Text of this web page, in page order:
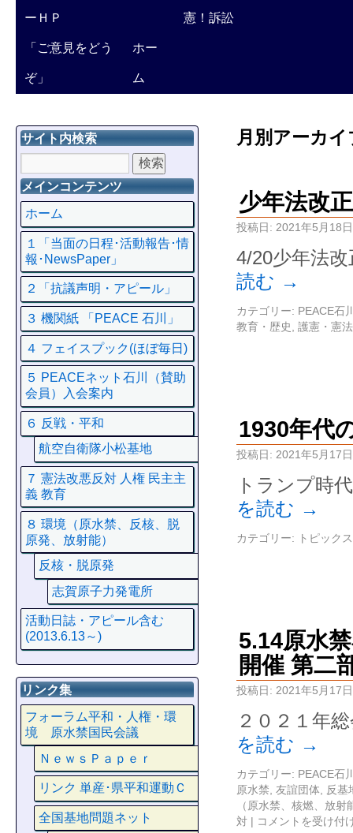
ーＨＰ 憲！訴訟
「ご意見をどう
ぞ」
ホー
ム
月別アーカ
少年法改
投稿日: 2021年5月18日
4/20少年法
読む →
カテゴリー: PEACE石
教育・歴史
護憲・憲
1930年代
投稿日: 2021年5月17日
トランプ時
を読む →
カテゴリー: トピックス
5.14原水
開催 第二
投稿日: 2021年5月17日
２０２１年
を読む →
カテゴリー: PEACE石
原水禁 友誼団体
反基
（原水禁、核燃、放射
対 | コメントを受け付
サイト内検索
メインコンテンツ
ホーム
１「当面の日程･活動報告･情
報･NewsPaper」
２「抗議声明・アピール」
３ 機関紙 「PEACE 石川」
４ フェイスプック(ほぼ毎日)
５ PEACEネット石川（賛助
会員）入会案内
６ 反戦・平和
航空自衛隊小松基地
７ 憲法改悪反対 人権 民主主
義 教育
８ 環境（原水禁、反核、脱
原発、放射能）
反核・脱原発
志賀原子力発電所
活動日誌・アピール含む
(2013.6.13～)
リンク集
フォーラム平和・人権・環
境 原水禁国民会議
ＮｅｗｓＰａｐｅｒ
リンク 単産･県平和運動Ｃ
全国基地問題ネット